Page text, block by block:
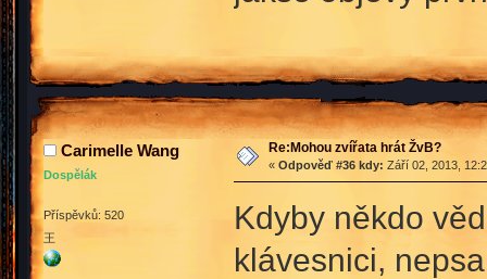
Carimelle Wang
Dospělák
Příspěvků: 520
王
Re:Mohou zvířata hrát ŽvB?
« Odpověď #36 kdy: Září 02, 2013,
Kdyby někdo
klávesnici,